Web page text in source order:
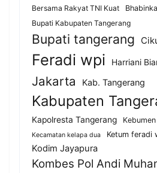
Bersama Rakyat TNI Kuat
Bupati Kabupaten Tangerang
Bupati tangerang
Feradi wpi Harriani
Jakarta Kab. Tangerang
Kabupaten
Kapolresta Tangerang
Kecamatan kelapa dua Ketum feradi
Kodim Jayapura
Kombes Pol Andi